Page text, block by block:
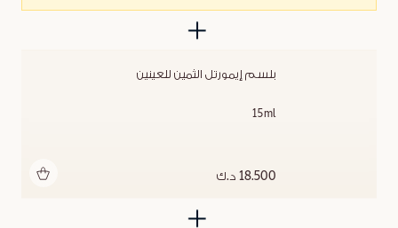
بلسم إيمورتل الثمين للعينين
15ml
18.500 د.ك